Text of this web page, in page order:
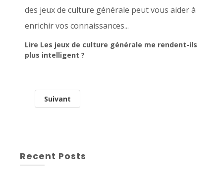
des jeux de culture générale peut vous aider à
enrichir vos connaissances...
Lire Les jeux de culture générale me rendent-ils
plus intelligent ?
Suivant
Recent Posts